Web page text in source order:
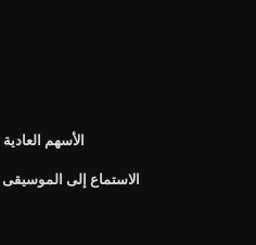
الأسهم
الاستماع إلى الموسيقى